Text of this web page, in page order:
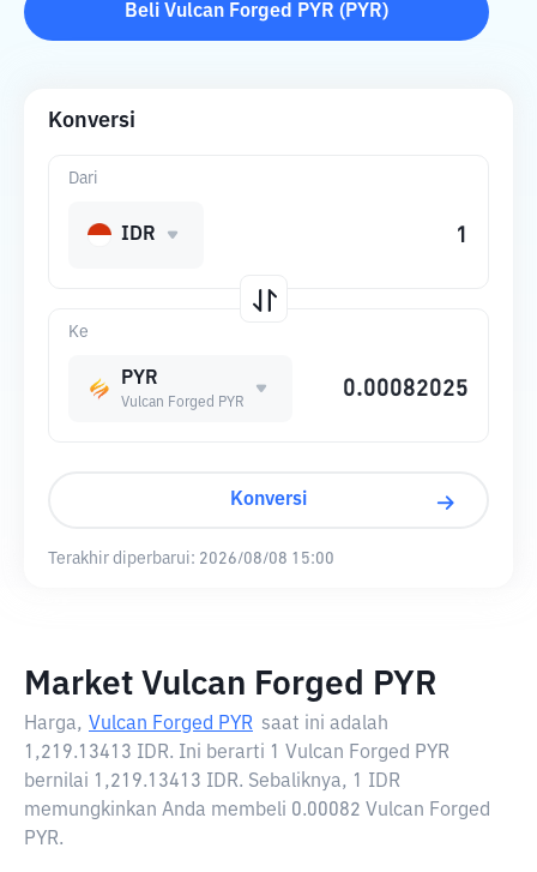
Beli Vulcan Forged PYR ( PYR)
Konversi
Ke
PYR
Vulcan Forged PYR
Dari
IDR
Konversi
Terakhir diperbarui: 2026/08/08 15:00
Market Vulcan Forged PYR
Harga, Vulcan Forged PYR saat ini adalah
1,219.13413 IDR. Ini berarti 1 Vulcan Forged PYR
bernilai 1,219.13413 IDR. Sebaliknya, 1 IDR
memungkinkan Anda membeli 0.00082 Vulcan Forged
PYR.